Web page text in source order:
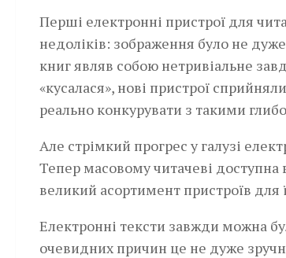
Перші електронні пристрої для
недоліків: зображення було не
книг являв собою нетривіальне
«кусалася», нові пристрої
реально конкурувати з такими
Але стрімкий прогрес у галузі
Тепер масовому читачеві доступна
великий асортимент пристроїв для
Електронні тексти завжди можна
очевидних причин це не дуже